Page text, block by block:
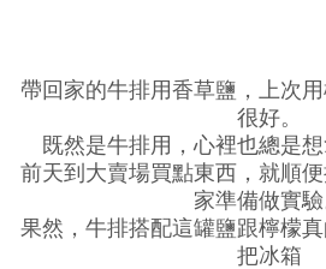
帶回家的牛排用香草鹽，上次
很好。
既然是牛排用，心裡也總是想
前天到大賣場買點東西，就順
家準備做實驗
果然，牛排搭配這罐鹽跟檸檬
把冰箱